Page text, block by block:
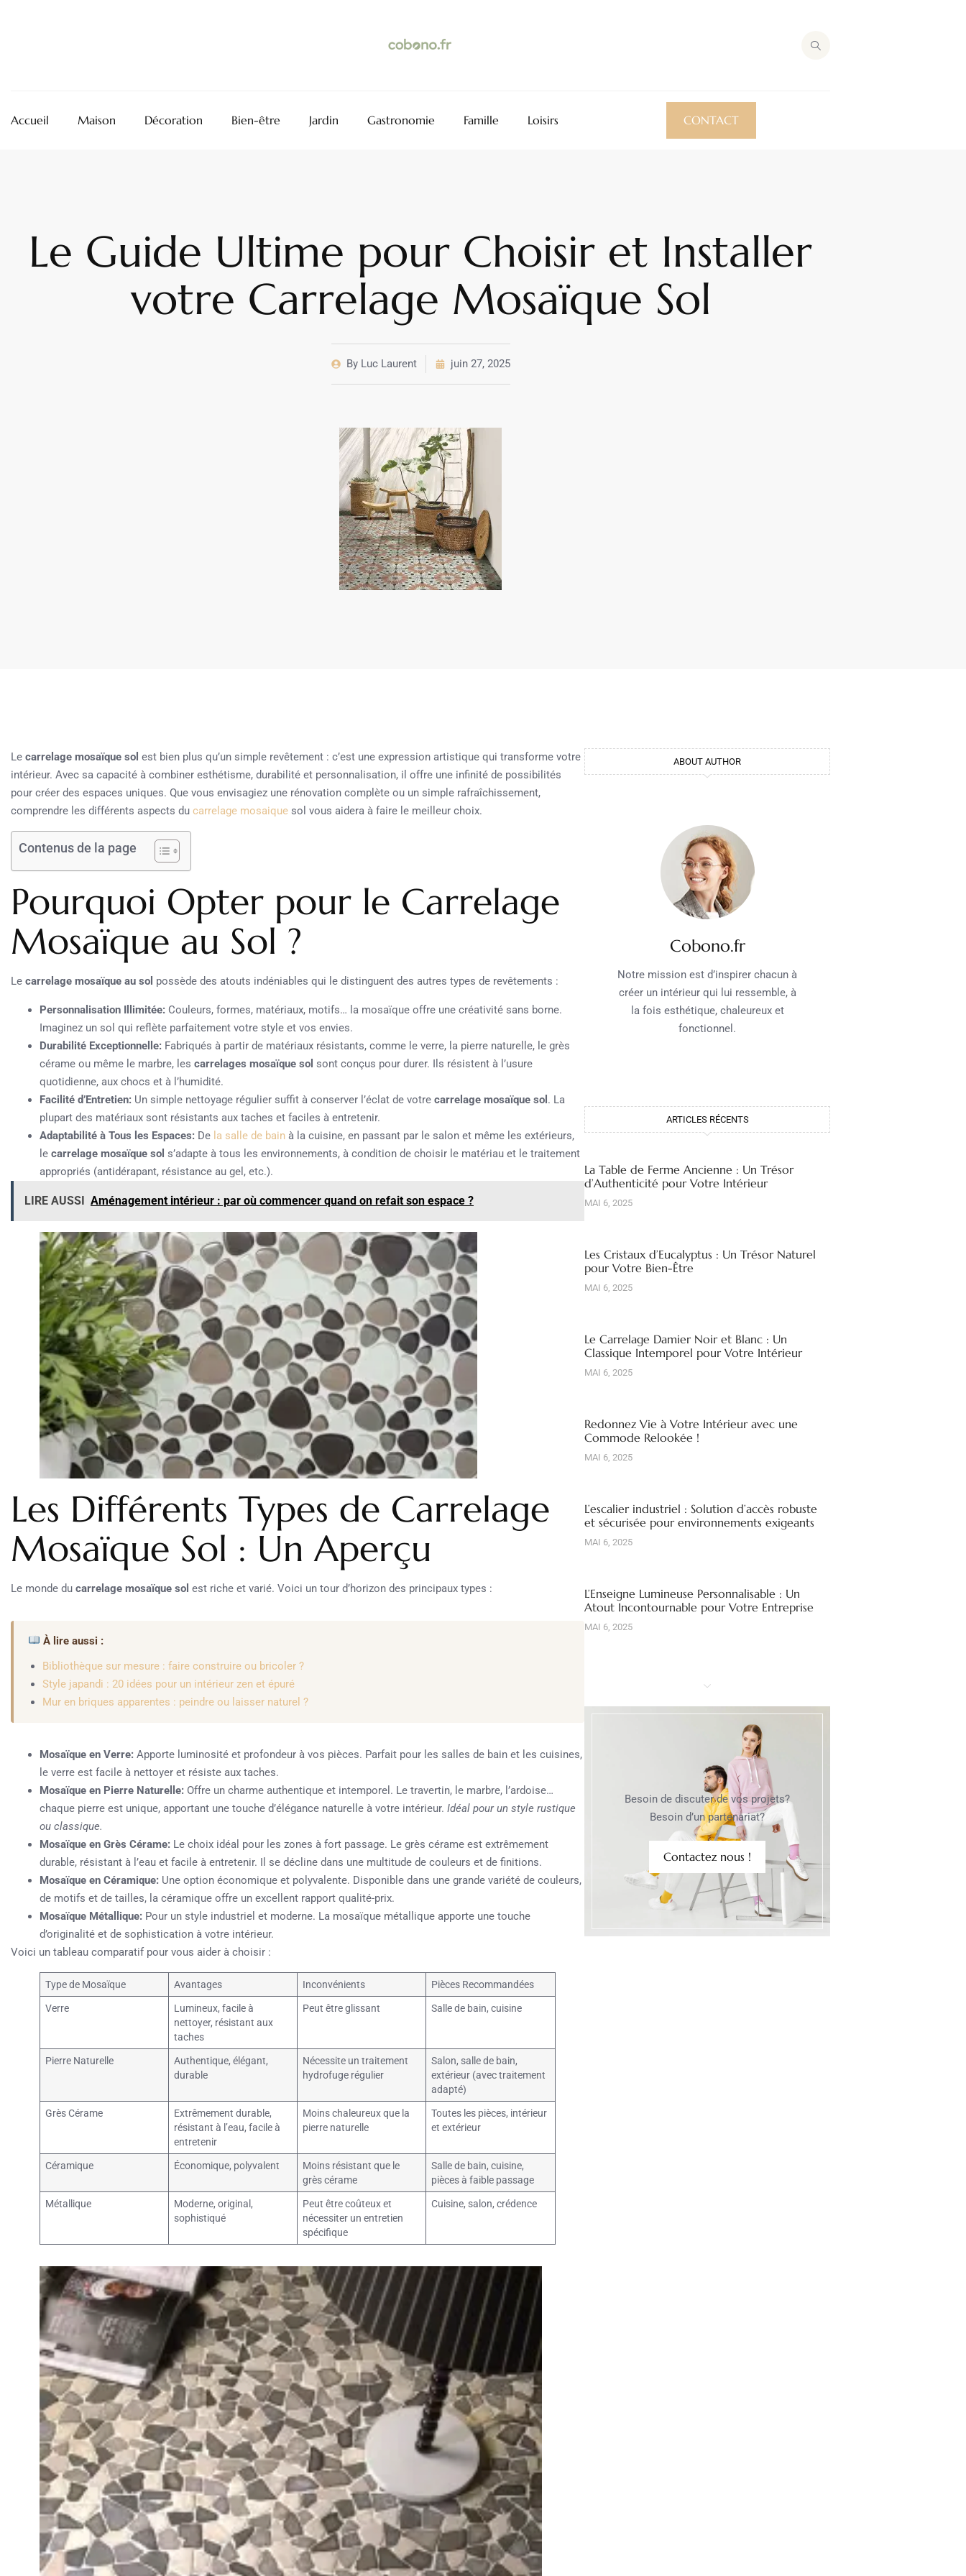
Accueil Maison Décoration Bien-être Jardin Gastronomie Famille Loisirs CONTACT
Le Guide Ultime pour Choisir et Installer
votre Carrelage Mosaïque Sol
ByLuc Laurent juin 27, 2025
Le carrelage mosaïque sol est bien plus qu’un simple revêtement : c’est une expression artistique qui transforme votre
intérieur. Avec sa capacité à combiner esthétisme, durabilité et personnalisation, il offre une infinité de possibilités
pour créer des espaces uniques. Que vous envisagiez une rénovation complète ou un simple rafraîchissement,
comprendre les différents aspects du carrelage mosaique sol vous aidera à faire le meilleur choix.
Contenus de la page
Pourquoi Opter pour le Carrelage
Mosaïque au Sol ?
Le carrelage mosaïque au sol possède des atouts indéniables qui le distinguent des autres types de revêtements :
Personnalisation Illimitée: Couleurs, formes, matériaux, motifs… la mosaïque offre une créativité sans borne.
Imaginez un sol qui reflète parfaitement votre style et vos envies.
Durabilité Exceptionnelle: Fabriqués à partir de matériaux résistants, comme le verre, la pierre naturelle, le grès
cérame ou même le marbre, les carrelages mosaïque sol sont conçus pour durer. Ils résistent à l’usure
quotidienne, aux chocs et à l’humidité.
Facilité d’Entretien: Un simple nettoyage régulier suffit à conserver l’éclat de votre carrelage mosaïque sol . La
plupart des matériaux sont résistants aux taches et faciles à entretenir.
Adaptabilité à Tous les Espaces: De la salle de bain à la cuisine, en passant par le salon et même les extérieurs,
le carrelage mosaïque sol s’adapte à tous les environnements, à condition de choisir le matériau et le traitement
appropriés (antidérapant, résistance au gel, etc.).
LIRE AUSSI Aménagement intérieur : par où commencer quand on refait son espace ?
Les Différents Types de Carrelage
Mosaïque Sol : Un Aperçu
Le monde du carrelage mosaïque sol est riche et varié. Voici un tour d’horizon des principaux types :
À lire aussi :
Bibliothèque sur mesure : faire construire ou bricoler ?
Style japandi : 20 idées pour un intérieur zen et épuré
Mur en briques apparentes : peindre ou laisser naturel ?
Mosaïque en Verre: Apporte luminosité et profondeur à vos pièces. Parfait pour les salles de bain et les cuisines,
le verre est facile à nettoyer et résiste aux taches.
Mosaïque en Pierre Naturelle: Offre un charme authentique et intemporel. Le travertin, le marbre, l’ardoise…
chaque pierre est unique, apportant une touche d’élégance naturelle à votre intérieur. Idéal pour un style rustique
ou classique.
Mosaïque en Grès Cérame: Le choix idéal pour les zones à fort passage. Le grès cérame est extrêmement
durable, résistant à l’eau et facile à entretenir. Il se décline dans une multitude de couleurs et de finitions.
Mosaïque en Céramique: Une option économique et polyvalente. Disponible dans une grande variété de couleurs,
de motifs et de tailles, la céramique offre un excellent rapport qualité-prix.
Mosaïque Métallique: Pour un style industriel et moderne. La mosaïque métallique apporte une touche
d’originalité et de sophistication à votre intérieur.
Voici un tableau comparatif pour vous aider à choisir :
Type de Mosaïque Avantages Inconvénients Pièces Recommandées
Verre
Lumineux, facile à
nettoyer, résistant aux
taches
Peut être glissant Salle de bain, cuisine
Pierre Naturelle
Authentique, élégant,
durable
Nécessite un traitement
hydrofuge régulier
Salon, salle de bain,
extérieur (avec traitement
adapté)
Grès Cérame
Extrêmement durable,
résistant à l’eau, facile à
entretenir
Moins chaleureux que la
pierre naturelle
Toutes les pièces, intérieur
et extérieur
Céramique Économique, polyvalent
Moins résistant que le
grès cérame
Salle de bain, cuisine,
pièces à faible passage
Métallique
Moderne, original,
sophistiqué
Peut être coûteux et
nécessiter un entretien
spécifique
Cuisine, salon, crédence
ABOUT AUTHOR
Cobono.fr
Notre mission est d’inspirer chacun à
créer un intérieur qui lui ressemble, à
la fois esthétique, chaleureux et
fonctionnel.
ARTICLES RÉCENTS
La Table de Ferme Ancienne : Un Trésor
d’Authenticité pour Votre Intérieur
MAI 6, 2025
Les Cristaux d’Eucalyptus : Un Trésor Naturel
pour Votre Bien-Être
MAI 6, 2025
Le Carrelage Damier Noir et Blanc : Un
Classique Intemporel pour Votre Intérieur
MAI 6, 2025
Redonnez Vie à Votre Intérieur avec une
Commode Relookée !
MAI 6, 2025
L’escalier industriel : Solution d’accès robuste
et sécurisée pour environnements exigeants
MAI 6, 2025
L’Enseigne Lumineuse Personnalisable : Un
Atout Incontournable pour Votre Entreprise
MAI 6, 2025
Besoin de discuter de vos projets?
Besoin d’un partenariat?
Contactez nous !